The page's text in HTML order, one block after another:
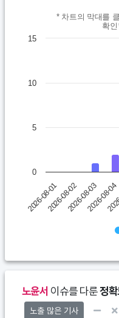
Chart
Bar chart with 10 bars.
* 차트의 막대를 클릭하
The chart has 1 X
* 차트의 막대를
확
2026-08-012026-08-022026-08-032026-08-04
0
5
10
15
노윤서 이슈를 다룬정
노출 많은 기사